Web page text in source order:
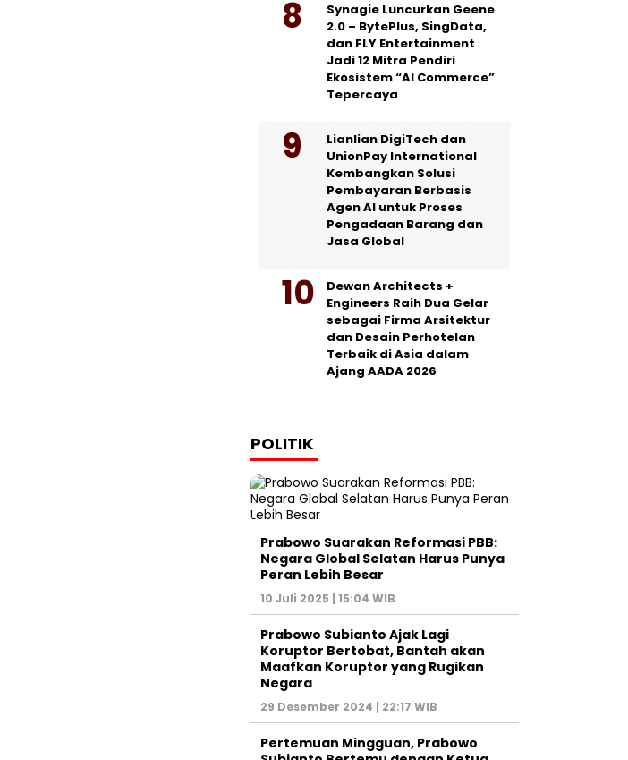
Synagie Luncurkan Geene
2.0 – BytePlus, SingData,
dan FLY Entertainment
Jadi 12 Mitra Pendiri
Ekosistem “AI Commerce”
Tepercaya
Lianlian DigiTech dan
UnionPay International
Kembangkan Solusi
Pembayaran Berbasis
Agen AI untuk Proses
Pengadaan Barang dan
Jasa Global
Dewan Architects +
Engineers Raih Dua Gelar
sebagai Firma Arsitektur
dan Desain Perhotelan
Terbaik di Asia dalam
Ajang AADA 2026
POLITIK
Prabowo Suarakan Reformasi PBB:
Negara Global Selatan Harus Punya
Peran Lebih Besar
10 Juli 2025 | 15:04 WIB
Prabowo Subianto Ajak Lagi
Koruptor Bertobat, Bantah akan
Maafkan Koruptor yang Rugikan
Negara
29 Desember 2024 | 22:17 WIB
Pertemuan Mingguan, Prabowo